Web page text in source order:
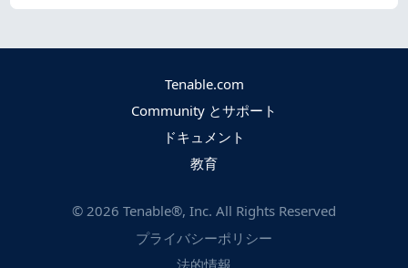
Tenable.com
Community とサポート
ドキュメント
教育
© 2026 Tenable®, Inc. All Rights Reserved
プライバシーポリシー
法的情報